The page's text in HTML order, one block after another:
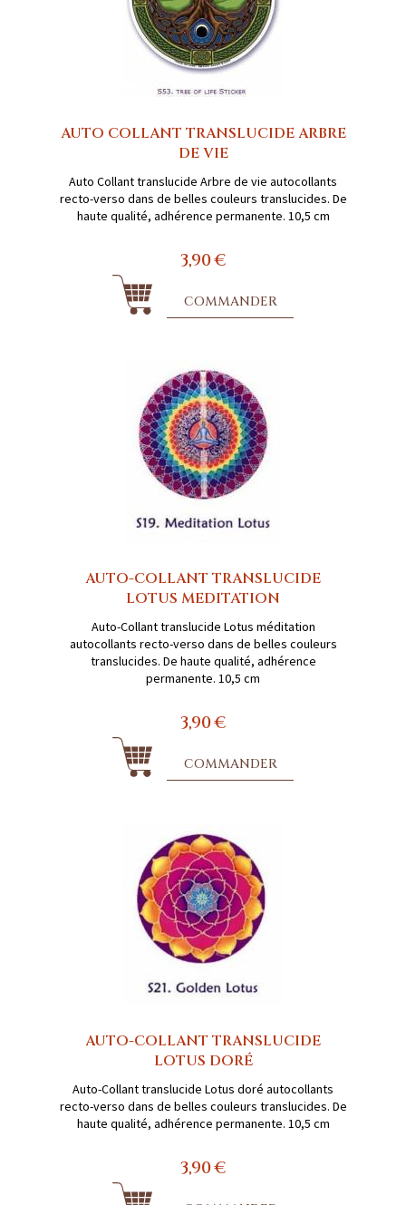
AUTO COLLANT TRANSLUCIDE ARBRE
DE VIE
Auto Collant translucide Arbre de vie autocollants
recto-verso dans de belles couleurs translucides. De
haute qualité, adhérence permanente. 10,5 cm
3,90 €
COMMANDER
AUTO-COLLANT TRANSLUCIDE
LOTUS MEDITATION
Auto-Collant translucide Lotus méditation
autocollants recto-verso dans de belles couleurs
translucides. De haute qualité, adhérence
permanente. 10,5 cm
3,90 €
COMMANDER
AUTO-COLLANT TRANSLUCIDE
LOTUS DORÉ
Auto-Collant translucide Lotus doré autocollants
recto-verso dans de belles couleurs translucides. De
haute qualité, adhérence permanente. 10,5 cm
3,90 €